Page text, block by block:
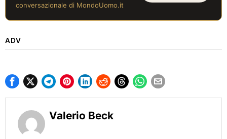
conversazionale di MondoUomo.it
ADV
Valerio Beck